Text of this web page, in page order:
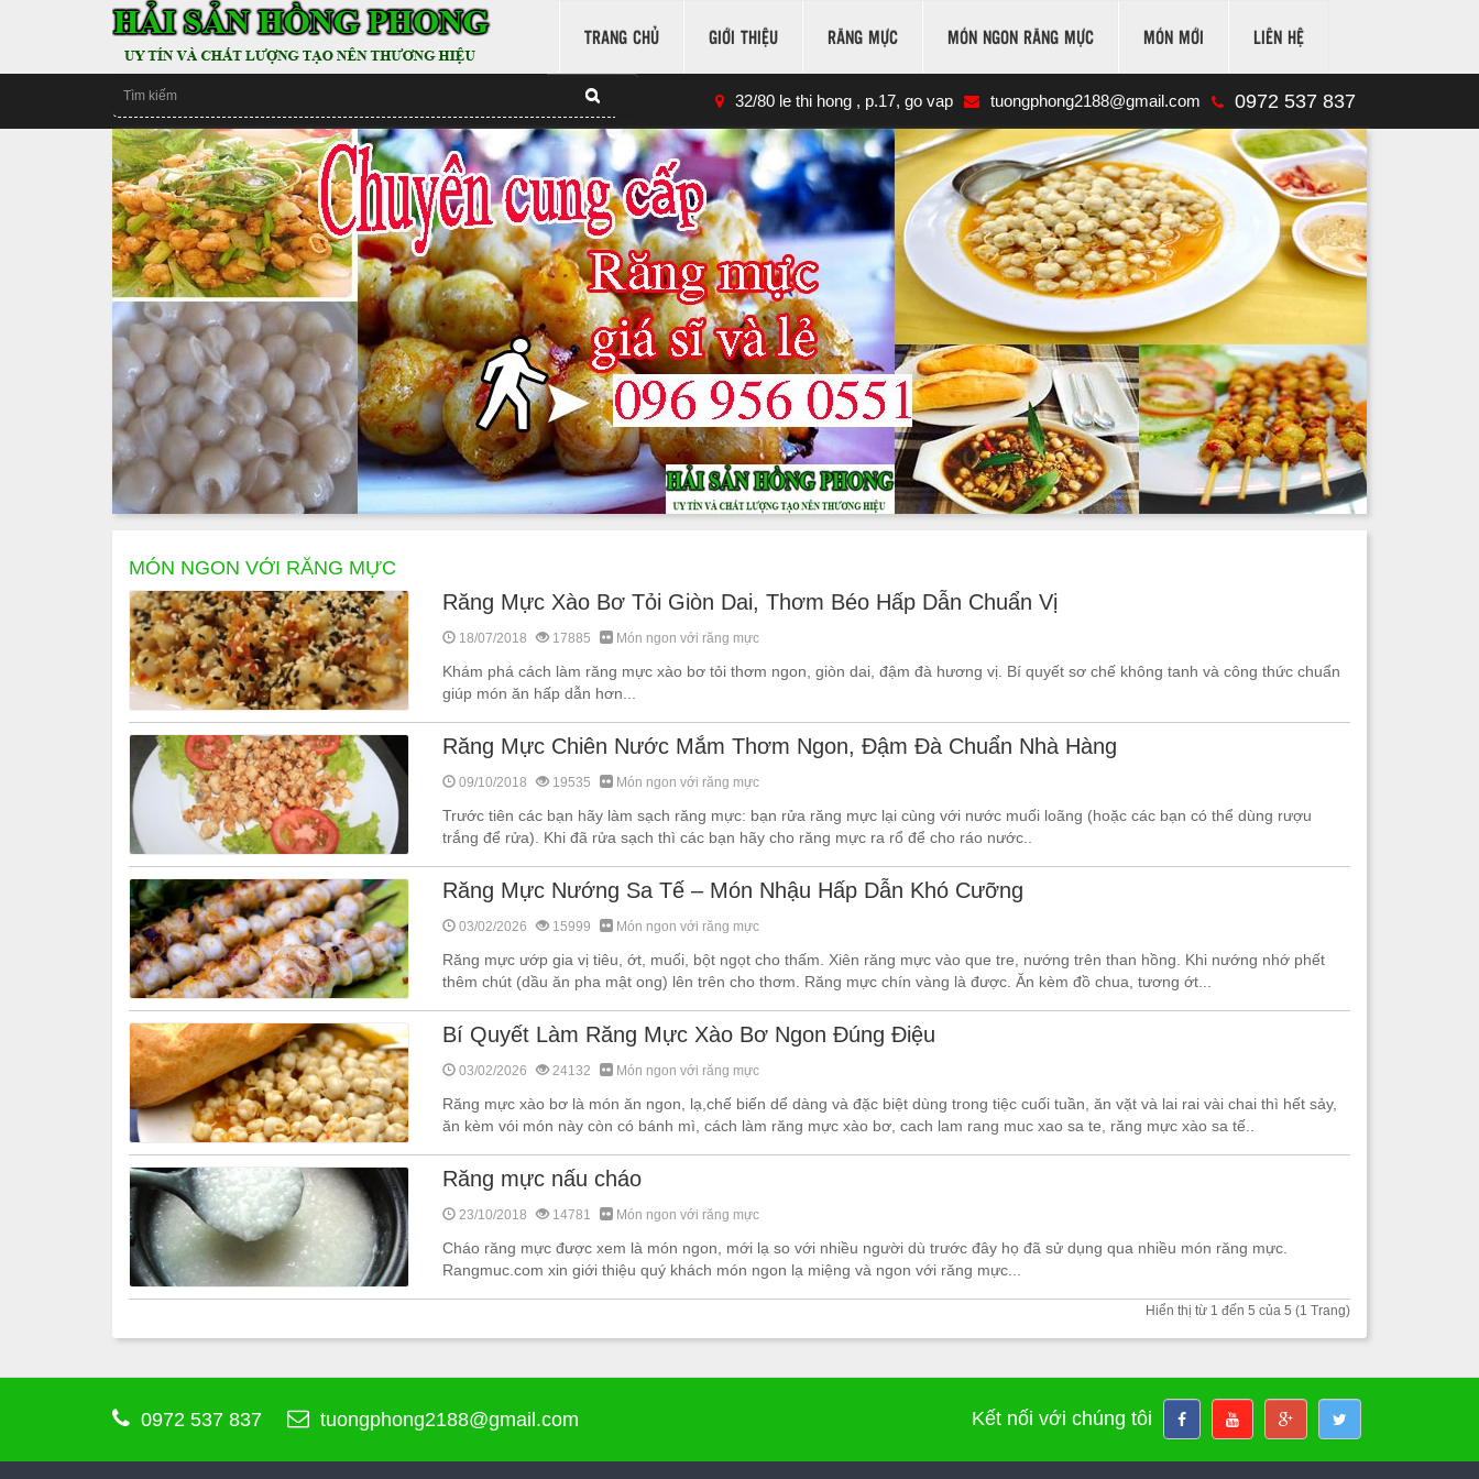
TRANG CHỦ GIỚI THIỆU RĂNG MỰC MÓN NGON RĂNG MỰC MÓN MỚI LIÊN HỆ
32/80 le thi hong , p.17, go vap tuongphong2188@gmail.com 0972 537 837
MÓN NGON VỚI RĂNG MỰC
Răng Mực Xào Bơ Tỏi Giòn Dai, Thơm Béo Hấp Dẫn Chuẩn Vị
18/07/2018 17885 Món ngon với răng mực
Khám phá cách làm răng mực xào bơ tỏi thơm ngon, giòn dai, đậm đà hương vị. Bí quyết sơ chế không tanh và công thức chuẩn
giúp món ăn hấp dẫn hơn...
Răng Mực Chiên Nước Mắm Thơm Ngon, Đậm Đà Chuẩn Nhà Hàng
09/10/2018 19535 Món ngon với răng mực
Trước tiên các bạn hãy làm sạch răng mực: bạn rửa răng mực lại cùng với nước muối loãng (hoặc các bạn có thể dùng rượu
trắng để rửa). Khi đã rửa sạch thì các bạn hãy cho răng mực ra rổ để cho ráo nước..
Răng Mực Nướng Sa Tế – Món Nhậu Hấp Dẫn Khó Cưỡng
03/02/2026 15999 Món ngon với răng mực
Răng mực ướp gia vị tiêu, ớt, muối, bột ngọt cho thấm. Xiên răng mực vào que tre, nướng trên than hồng. Khi nướng nhớ phết
thêm chút (dầu ăn pha mật ong) lên trên cho thơm. Răng mực chín vàng là được. Ăn kèm đồ chua, tương ớt...
Bí Quyết Làm Răng Mực Xào Bơ Ngon Đúng Điệu
03/02/2026 24132 Món ngon với răng mực
Răng mực xào bơ là món ăn ngon, lạ,chế biến dể dàng và đặc biệt dùng trong tiệc cuối tuần, ăn vặt và lai rai vài chai thì hết sảy,
ăn kèm vói món này còn có bánh mì, cách làm răng mực xào bơ, cach lam rang muc xao sa te, răng mực xào sa tế..
Răng mực nấu cháo
23/10/2018 14781 Món ngon với răng mực
Cháo răng mực được xem là món ngon, mới lạ so với nhiều người dù trước đây họ đã sử dụng qua nhiều món răng mực.
Rangmuc.com xin giới thiệu quý khách món ngon lạ miệng và ngon với răng mực...
Hiển thị từ 1 đến 5 của 5 (1 Trang)
0972 537 837 tuongphong2188@gmail.com Kết nối với chúng tôi